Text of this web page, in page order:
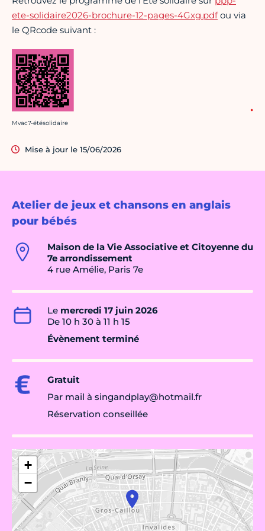
Atelier de jeux et chansons en anglais
pour bébés
Maison de la Vie Associative et Citoyenne du
7e arrondissement
4 rue Amélie, Paris 7e
Le mercredi 17 juin 2026
De 10 h 30 à 11 h 15
Évènement terminé
Gratuit
Par mail à singandplay@hotmail.fr
Réservation conseillée
+
−
ete-solidaire2026-brochure-12-pages-4Gxg.pdfou via
le QRcode suivant :
Crédit photo :
Mvac7-étésolidaire
Mise à jour le 15/06/2026